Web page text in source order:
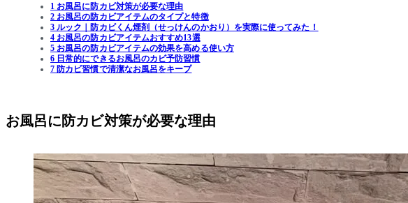
1 お風呂に防カビ対策が必要な理由
2 お風呂の防カビアイテムのタイプと特徴
3 ルック｜防カビくん煙剤（せっけんのかおり）を実際に使ってみた！
4 お風呂の防カビアイテムおすすめ13選
5 お風呂の防カビアイテムの効果を高める使い方
6 日常的にできるお風呂のカビ予防習慣
7 防カビ習慣で清潔なお風呂をキープ
お風呂に防カビ対策が必要な理由